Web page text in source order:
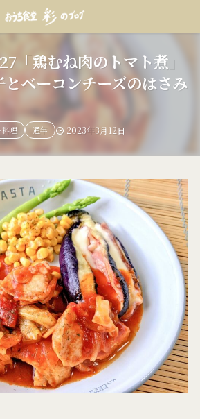
「鶏むね肉のトマト煮」
とベーコンチーズのはさみ
料理 通年 2023年3月12日